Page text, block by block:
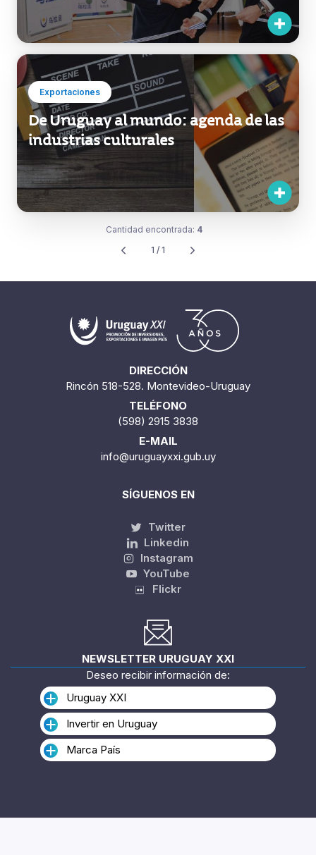
Exportaciones
De Uruguay al mundo: agenda de las
industrias culturales
Cantidad encontrada: 4
1 / 1
DIRECCIÓN
Rincón 518-528. Montevideo-Uruguay
TELÉFONO
(598) 2915 3838
E-MAIL
info@uruguayxxi.gub.uy
SÍGUENOS EN
Twitter
Linkedin
Instagram
YouTube
Flickr
NEWSLETTER URUGUAY XXI
Deseo recibir información de:
Uruguay XXI
Invertir en Uruguay
Marca País